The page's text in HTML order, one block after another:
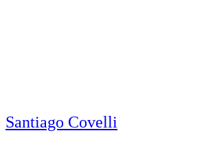
Santiago Covelli